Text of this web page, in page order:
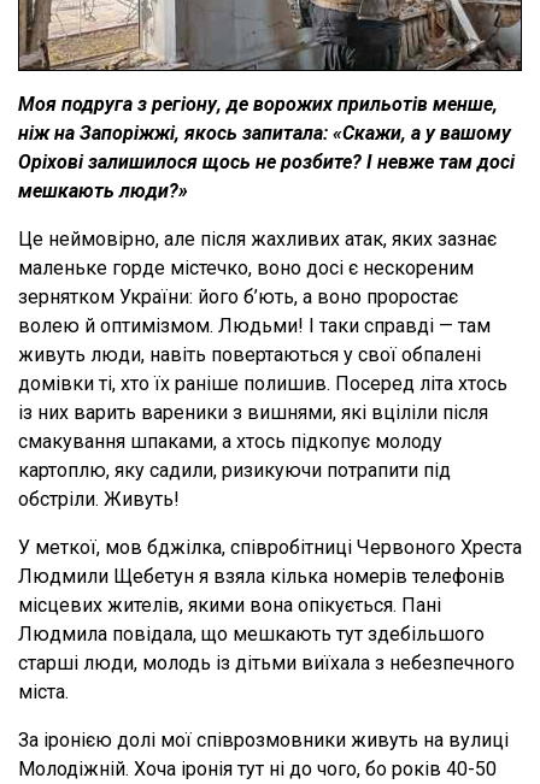
Моя подруга з регіону, де ворожих прильотів менше,
ніж на Запоріжжі, якось запитала: «Скажи, а у вашому
Оріхові залишилося щось не розбите? І невже там досі
мешкають люди?»
Це неймовірно, але після жахливих атак, яких зазнає
маленьке горде містечко, воно досі є нескореним
зернятком України: його б’ють, а воно проростає
волею й оптимізмом. Людьми! І таки справді — там
живуть люди, навіть повертаються у свої обпалені
домівки ті, хто їх раніше полишив. Посеред літа хтось
із них варить вареники з вишнями, які вціліли після
смакування шпаками, а хтось підкопує молоду
картоплю, яку садили, ризикуючи потрапити під
обстріли. Живуть!
У меткої, мов бджілка, співробітниці Червоного Хреста
Людмили Щебетун я взяла кілька номерів телефонів
місцевих жителів, якими вона опікується. Пані
Людмила повідала, що мешкають тут здебільшого
старші люди, молодь із дітьми виїхала з небезпечного
міста.
За іронією долі мої співрозмовники живуть на вулиці
Молодіжній. Хоча іронія тут ні до чого, бо років 40-50